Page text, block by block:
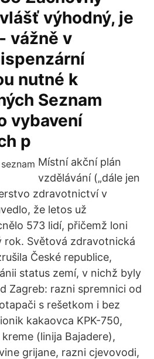
výhodný, je
vážně v
nutné k
Seznam
vybavení
p
Místní akční plán
vzdělávání („dále jen
zdravotnictví v
že letos už
573 lidí, přičemž loni
rok. Světová zdravotnická
České republice,
status zemí, v nichž byly
Zagreb: razni spremnici od
s rešetkom i bez
kakaovca KPK-750,
(linija Bajadere),
grijane, razni cjevovodi,